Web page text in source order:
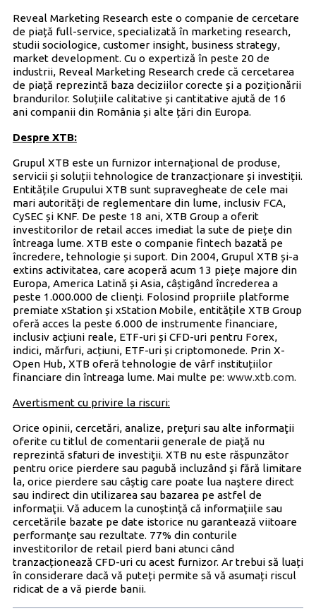
Reveal Marketing Research este o companie de cercetare
de piață full-service, specializată în marketing research,
studii sociologice, customer insight, business strategy,
market development. Cu o expertiză în peste 20 de
industrii, Reveal Marketing Research crede că cercetarea
de piață reprezintă baza deciziilor corecte și a poziționării
brandurilor. Soluțiile calitative și cantitative ajută de 16
ani companii din România și alte țări din Europa.
Despre XTB:
Grupul XTB este un furnizor internațional de produse,
servicii și soluții tehnologice de tranzacționare și investiții.
Entitățile Grupului XTB sunt supravegheate de cele mai
mari autorități de reglementare din lume, inclusiv FCA,
CySEC și KNF. De peste 18 ani, XTB Group a oferit
investitorilor de retail acces imediat la sute de piețe din
întreaga lume. XTB este o companie fintech bazată pe
încredere, tehnologie și suport. Din 2004, Grupul XTB și-a
extins activitatea, care acoperă acum 13 piețe majore din
Europa, America Latină și Asia, câștigând încrederea a
peste 1.000.000 de clienți. Folosind propriile platforme
premiate xStation și xStation Mobile, entitățile XTB Group
oferă acces la peste 6.000 de instrumente financiare,
inclusiv acțiuni reale, ETF-uri și CFD-uri pentru Forex,
indici, mărfuri, acțiuni, ETF-uri și criptomonede. Prin X-
Open Hub, XTB oferă tehnologie de vârf instituțiilor
financiare din întreaga lume. Mai multe pe: www.xtb.com.
Avertisment cu privire la riscuri:
Orice opinii, cercetări, analize, preţuri sau alte informaţii
oferite cu titlul de comentarii generale de piaţă nu
reprezintă sfaturi de investiţii. XTB nu este răspunzător
pentru orice pierdere sau pagubă incluzând şi fără limitare
la, orice pierdere sau câştig care poate lua naştere direct
sau indirect din utilizarea sau bazarea pe astfel de
informaţii. Vă aducem la cunoştinţă că informaţiile sau
cercetările bazate pe date istorice nu garantează viitoare
performanţe sau rezultate. 77% din conturile
investitorilor de retail pierd bani atunci când
tranzacționează CFD-uri cu acest furnizor. Ar trebui să luați
în considerare dacă vă puteți permite să vă asumați riscul
ridicat de a vă pierde banii.